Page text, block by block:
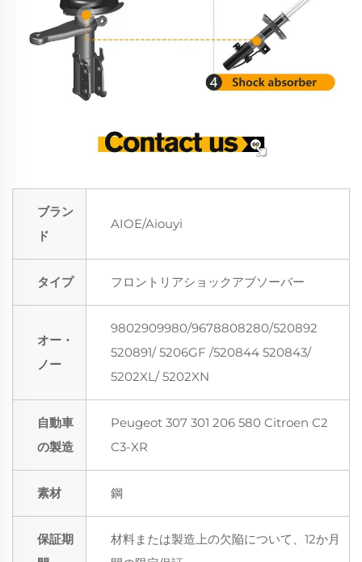
ブラン
ド
AIOE/Aiouyi
タイプ フロントリアショックアブソーバー
オー・
ノー
9802909980/9678808280/520892
520891/ 5206GF /520844 520843/
5202XL/ 5202XN
自動車
の製造
Peugeot 307 301 206 580 Citroen C2
C3-XR
素材 鋼
保証期
材料または製造上の欠陥について、12か月